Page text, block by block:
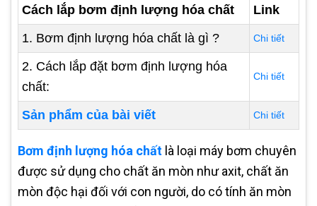
Cách lắp bơm định lượng hóa chất
Link
1. Bơm định lượng hóa chất là gì ?
Chi tiết
2. Cách lắp đặt bơm định lượng hóa
chất:
Chi tiết
Sản phẩm của bài viết Chi tiết
Bơm định lượng hóa chất là loại máy bơm chuyên
được sử dụng cho chất ăn mòn như axit, chất ăn
mòn độc hại đối với con người, do có tính ăn mòn